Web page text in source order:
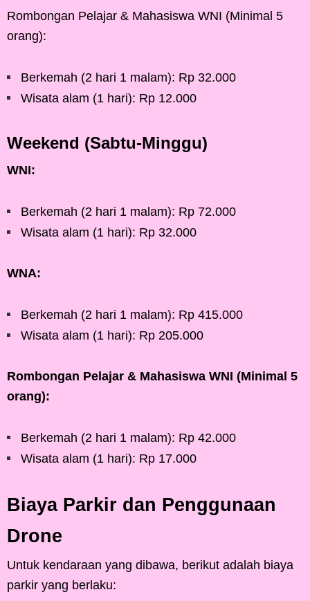
Rombongan Pelajar & Mahasiswa WNI (Minimal 5
orang):
Berkemah (2 hari 1 malam): Rp 32.000
Wisata alam (1 hari): Rp 12.000
Weekend (Sabtu-Minggu)
WNI:
Berkemah (2 hari 1 malam): Rp 72.000
Wisata alam (1 hari): Rp 32.000
WNA:
Berkemah (2 hari 1 malam): Rp 415.000
Wisata alam (1 hari): Rp 205.000
Rombongan Pelajar & Mahasiswa WNI (Minimal 5
orang):
Berkemah (2 hari 1 malam): Rp 42.000
Wisata alam (1 hari): Rp 17.000
Biaya Parkir dan Penggunaan
Drone
Untuk kendaraan yang dibawa, berikut adalah biaya
parkir yang berlaku: